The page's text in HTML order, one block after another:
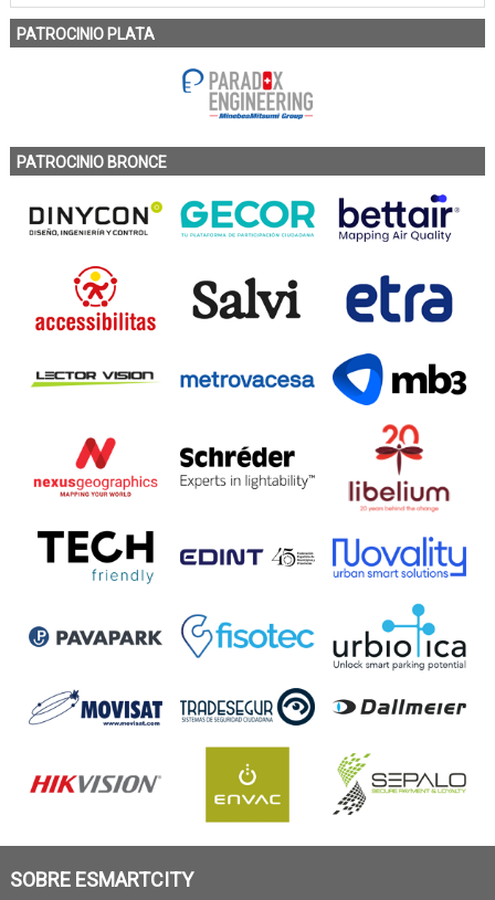
PATROCINIO PLATA
PATROCINIO BRONCE
SOBRE ESMARTCITY